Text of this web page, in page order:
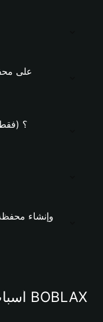
أسباب أهمية استخدام محفظة BOBLAX